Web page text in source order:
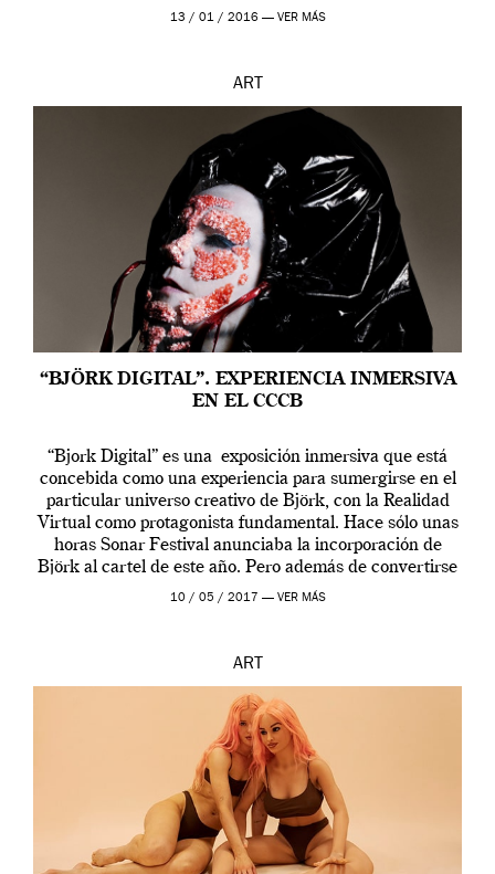
contarnos una […]
13 / 01 / 2016 — VER MÁS
ART
“BJÖRK DIGITAL”. EXPERIENCIA INMERSIVA
EN EL CCCB
“Bjork Digital” es una exposición inmersiva que está
concebida como una experiencia para sumergirse en el
particular universo creativo de Björk, con la Realidad
Virtual como protagonista fundamental. Hace sólo unas
horas Sonar Festival anunciaba la incorporación de
Björk al cartel de este año. Pero además de convertirse
en una de las actuaciones más relevantes […]
10 / 05 / 2017 — VER MÁS
ART